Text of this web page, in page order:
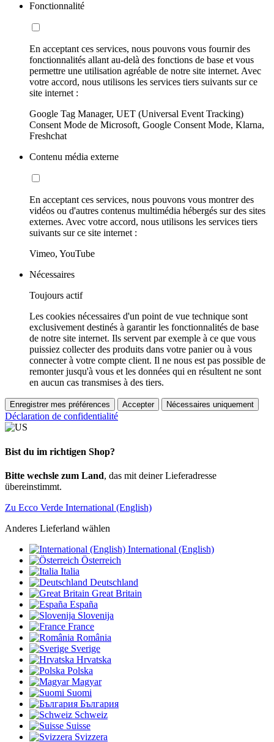
Fonctionnalité
En acceptant ces services, nous pouvons vous fournir des
fonctionnalités allant au-delà des fonctions de base et vous
permettre une utilisation agréable de notre site internet. Avec
votre accord, nous utilisons les services tiers suivants sur ce
site internet :
Google Tag Manager, UET (Universal Event Tracking)
Consent Mode de Microsoft, Google Consent Mode, Klarna,
Freshchat
Contenu média externe
En acceptant ces services, nous pouvons vous montrer des
vidéos ou d'autres contenus multimédia hébergés sur des sites
externes. Avec votre accord, nous utilisons les services tiers
suivants sur ce site internet :
Vimeo, YouTube
Nécessaires
Toujours actif
Les cookies nécessaires d'un point de vue technique sont
exclusivement destinés à garantir les fonctionnalités de base
de notre site internet. Ils servent par exemple à ce que vous
puissiez collecter des produits dans votre panier ou à vous
connecter à votre compte client. Il ne nous est pas possible de
remonter jusqu'à vous et les données qui en résultent ne sont
en aucun cas transmises à des tiers.
Enregistrer mes préférences Accepter Nécessaires uniquement
Déclaration de confidentialité
Bist du im richtigen Shop?
Bitte wechsle zum Land, das mit deiner Lieferadresse
übereinstimmt.
Zu Ecco Verde International (English)
Anderes Lieferland wählen
International (English)
Österreich
Italia
Deutschland
Great Britain
España
Slovenija
France
România
Sverige
Hrvatska
Polska
Magyar
Suomi
България
Schweiz
Suisse
Svizzera